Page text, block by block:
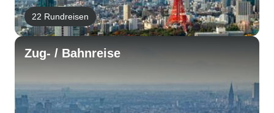
22 Rundreisen
Zug- / Bahnreise